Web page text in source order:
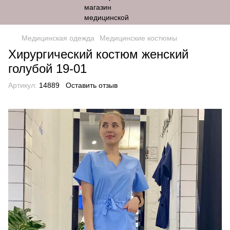
Медицинская одежда Медицинские костюмы
Хирургический костюм женский
голубой 19-01
Артикул: 14889 Оставить отзыв